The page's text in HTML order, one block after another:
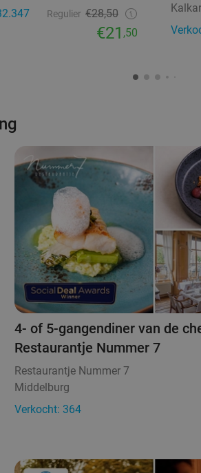
Regulier €28,50
€21 ,50
Kalkar
4- of 5-gangendiner van de
Restaurantje Nummer 7
Restaurantje Nummer 7
Middelburg
Verkocht: 364